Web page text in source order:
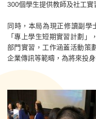
300個學生提供教師及社工實
同時，本局為現正修讀副
「專上學生短期實習計劃
部門實習，工作涵蓋活動策
企業傳訊等範疇，為將來投